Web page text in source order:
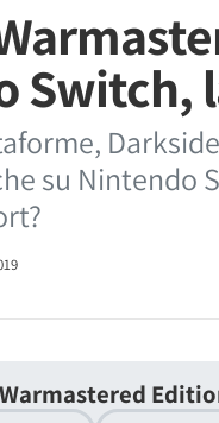
Switch,
su Nintendo